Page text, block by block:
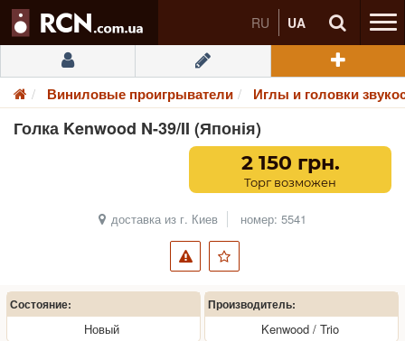
RU UA
Виниловые проигрыватели Иглы и головки
Голка Kenwood N-39/II (Японія)
2 150 грн.
Торг возможен
доставка из г. Киев номер: 5541
Состояние:
Новый
Производитель:
Kenwood / Trio